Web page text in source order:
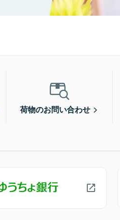
荷物のお問い合わせ